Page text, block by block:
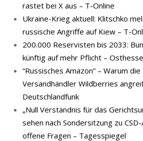
rastet bei X aus – T-Online
Ukraine-Krieg aktuell: Klitschko
russische Angriffe auf Kiew – T-
200.000 Reservisten bis 2033:
künftig auf mehr Pflicht –
“Russisches Amazon” – Warum
Versandhändler Wildberries
Deutschlandfunk
„Null Verständnis für das
sehen nach Sondersitzung zu
offene Fragen – Tagesspiegel